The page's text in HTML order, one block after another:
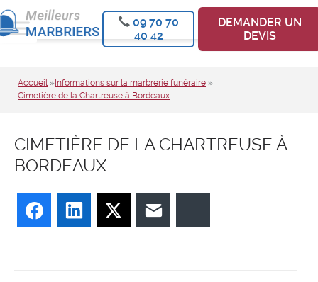
09 70 70
40 42
DEMANDER UN
DEVIS
Accueil» Informations sur la marbrerie funéraire »
Cimetière de la Chartreuse à Bordeaux
CIMETIÈRE DE LA CHARTREUSE À
BORDEAUX
FacebookLinkedIn Twitter